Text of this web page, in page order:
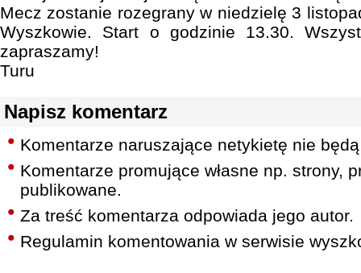
Mecz zostanie rozegrany w niedzielę 3
Wyszkowie. Start o godzinie 13.30.
zapraszamy!
Turu
Napisz komentarz
Komentarze naruszające netykietę nie
Komentarze promujące własne np. strony,
publikowane.
Za treść komentarza odpowiada jego autor.
Regulamin komentowania w serwisie